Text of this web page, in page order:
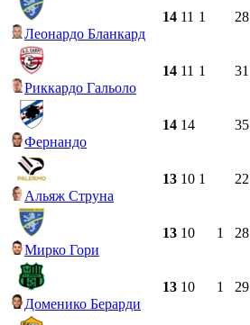
Леонардо Бланкард
14 11 1 28
Риккардо Гальоло
14 11 1 31
Фернандо
14 14 35
Альяж Струна
13 10 1 22
Мирко Гори
13 10 1 28
Доменико Берарди
13 10 1 29